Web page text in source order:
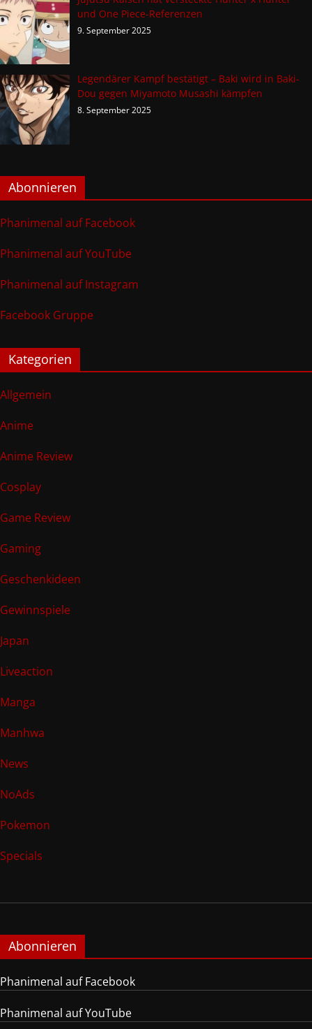
und One Piece-Referenzen
9. September 2025
Legendärer Kampf bestätigt – Baki wird in Baki-
Dou gegen Miyamoto Musashi kämpfen
8. September 2025
Abonnieren
Phanimenal auf Facebook
Phanimenal auf YouTube
Phanimenal auf Instagram
Facebook Gruppe
Kategorien
Allgemein
Anime
Anime Review
Cosplay
Game Review
Gaming
Geschenkideen
Gewinnspiele
Japan
Liveaction
Manga
Manhwa
News
NoAds
Pokemon
Specials
Abonnieren
Phanimenal auf Facebook
Phanimenal auf YouTube